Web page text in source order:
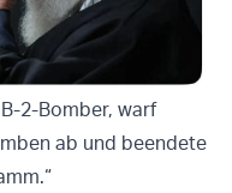
2-Bomber, warf
ab und beendete